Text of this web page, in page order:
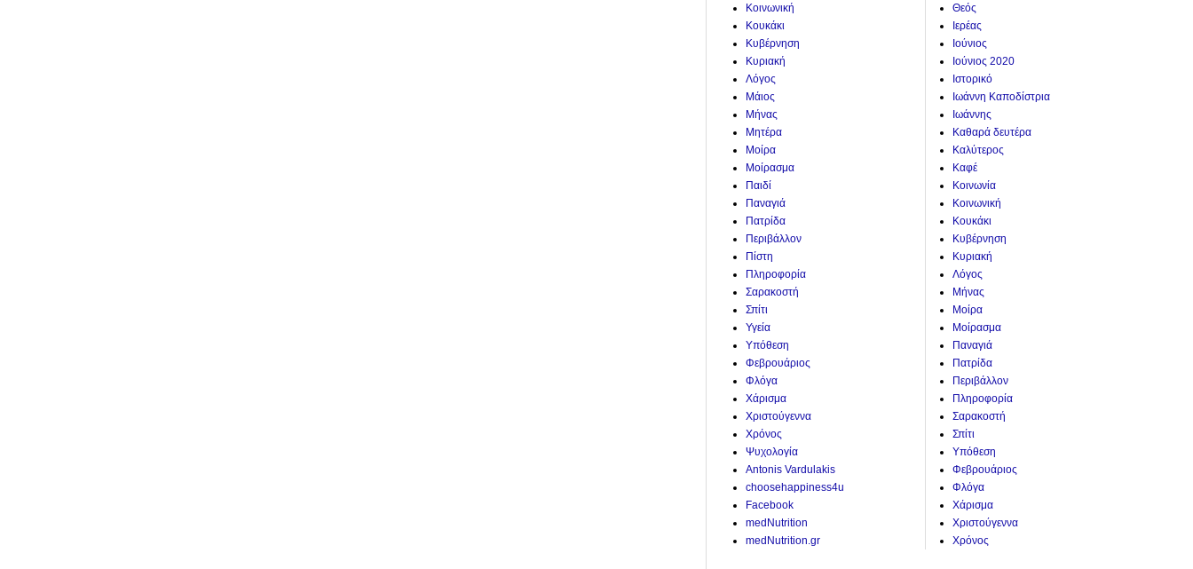
Κοινωνική
Κουκάκι
Κυβέρνηση
Κυριακή
Λόγος
Μάιος
Μήνας
Μητέρα
Μοίρα
Μοίρασμα
Παιδί
Παναγιά
Πατρίδα
Περιβάλλον
Πίστη
Πληροφορία
Σαρακοστή
Σπίτι
Υγεία
Υπόθεση
Φεβρουάριος
Φλόγα
Χάρισμα
Χριστούγεννα
Χρόνος
Ψυχολογία
Antonis Vardulakis
choosehappiness4u
Facebook
medNutrition
medNutrition.gr
Θεός
Ιερέας
Ιούνιος
Ιούνιος 2020
Ιστορικό
Ιωάννη Καποδίστρια
Ιωάννης
Καθαρά δευτέρα
Καλύτερος
Καφέ
Κοινωνία
Κοινωνική
Κουκάκι
Κυβέρνηση
Κυριακή
Λόγος
Μήνας
Μοίρα
Μοίρασμα
Παναγιά
Πατρίδα
Περιβάλλον
Πληροφορία
Σαρακοστή
Σπίτι
Υπόθεση
Φεβρουάριος
Φλόγα
Χάρισμα
Χριστούγεννα
Χρόνος